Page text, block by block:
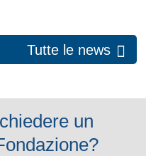
Tutte le news
un